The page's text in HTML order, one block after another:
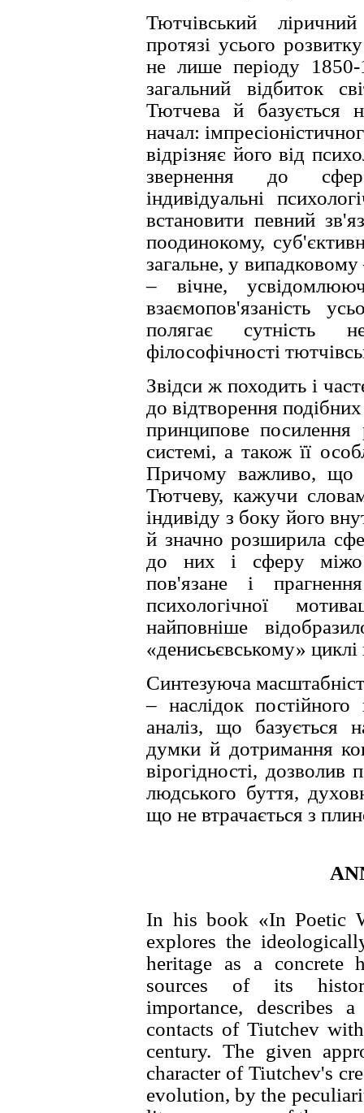
Тютчiвський
протязi усього
не лише перiоду
загальний вiдбиток
Тютчева й базується
начал:
вiдрiзняє його вiд
звернення до
iндивiдуальнi
встановити певний
поодинокому,
загальне, у
– вiчне,
взаємопов'язанiсть
полягає сутнiсть
фiлософiчностi
Звiдси ж походить i
до вiдтворення
принципове
системi, а також її
Причому важливо, що
Тютчеву, кажучи
iндивiду з боку його
й значно розширила
до них i сферу
пов'язане i
психологiчної
найповнiше
«денисьєвському» циклi
Синтезуюча
– наслiдок
аналiз, що базується
думки й дотримання
вiрогiдностi, дозволив
людського буття,
що не втрачається з
In his book «In Poetic
explores the
heritage as a concrete
sources of its
importance,
contacts of Tiutchev
century. The given
character of Tiutchev's
evolution, by the